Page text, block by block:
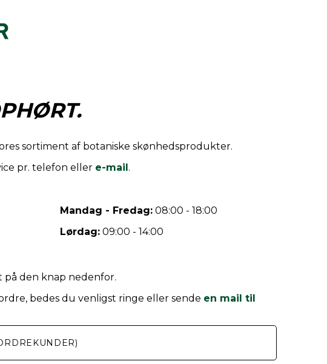
sortiment af botaniske skønhedsprodukter.
pr. telefon eller e-mail.
Mandag - Fredag: 08:00 - 18:00
Lørdag: 09:00 - 14:00
på den knap nedenfor.
bedes du venligst ringe eller sende en mail til